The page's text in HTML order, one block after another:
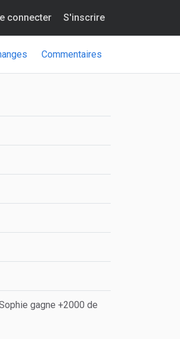
connecter S'inscrire
Commentaires
gagne +2000 de